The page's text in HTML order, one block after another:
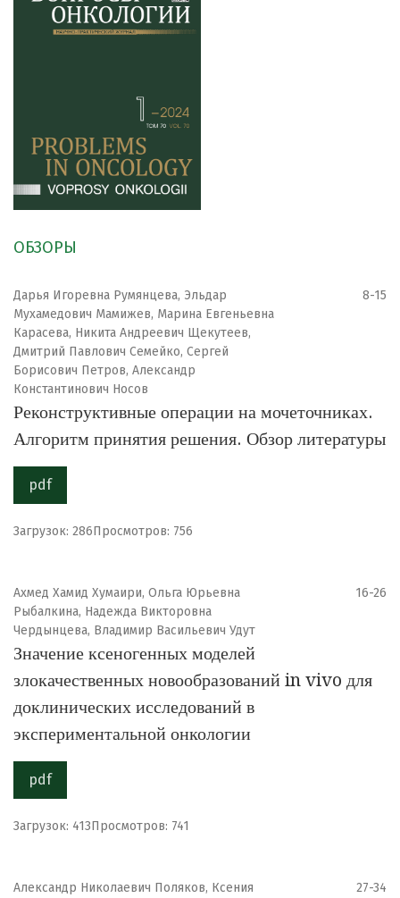
ОБЗОРЫ
Дарья Игоревна Румянцева, Эльдар
Мухамедович Мамижев, Марина Евгеньевна
Карасева, Никита Андреевич Щекутеев,
Дмитрий Павлович Семейко, Сергей
Борисович Петров, Александр
Константинович Носов
8-15
Реконструктивные операции на мочеточниках.
Алгоритм принятия решения. Обзор литературы
pdf
Загрузок: 286Просмотров: 756
Ахмед Хамид Хумаири, Ольга Юрьевна
Рыбалкина, Надежда Викторовна
Чердынцева, Владимир Васильевич Удут
16-26
Значение ксеногенных моделей
злокачественных новообразований in vivo для
доклинических исследований в
экспериментальной онкологии
pdf
Загрузок: 413Просмотров: 741
Александр Николаевич Поляков, Ксения
27-34